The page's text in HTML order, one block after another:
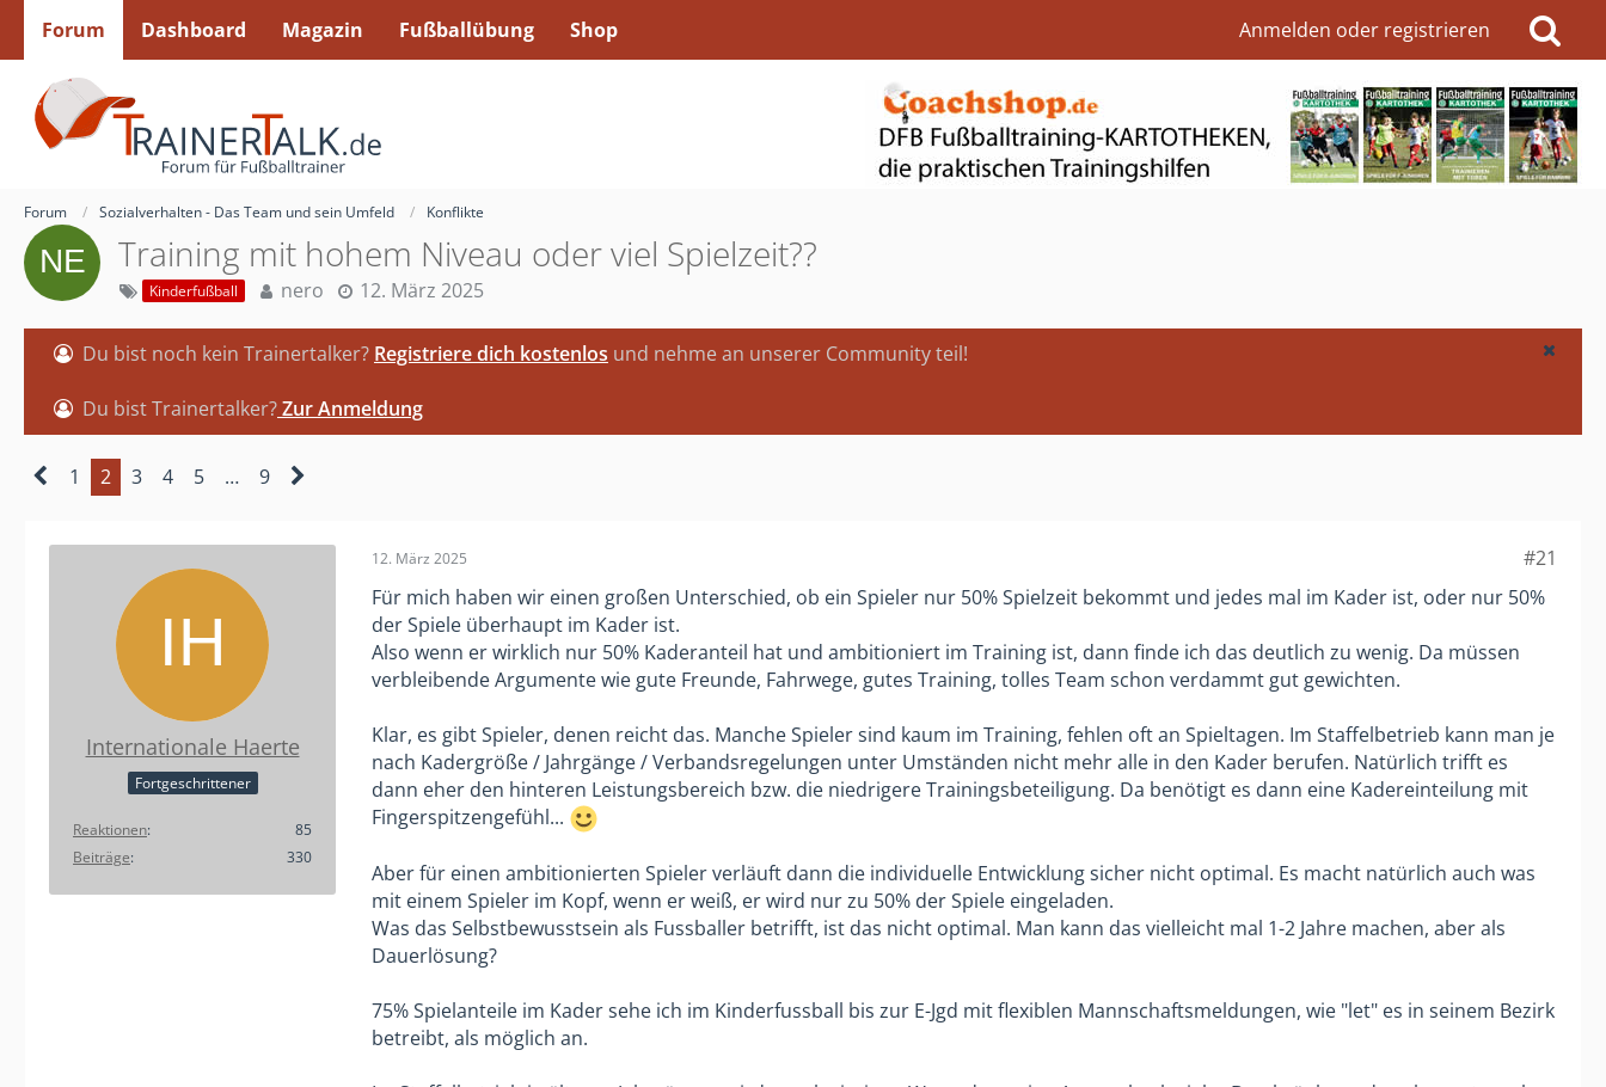
Forum Dashboard Magazin Fußballübung Shop Anmelden oder registrieren
Forum Sozialverhalten - Das Team und sein Umfeld Konflikte
Training mit hohem Niveau oder viel Spielzeit??
Kinderfußball nero 12. März 2025
Du bist noch kein Trainertalker? Registriere dich kostenlos und nehme an unserer Community teil!
Du bist Trainertalker?Zur Anmeldung
1 2 3 4 5 … 9
Internationale Haerte
Fortgeschrittener
Reaktionen
85
Beiträge
330
12. März 2025
#21
Für mich haben wir einen großen Unterschied, ob ein Spieler nur 50% Spielzeit bekommt und jedes mal im Kader ist, oder nur 50%
der Spiele überhaupt im Kader ist.
Also wenn er wirklich nur 50% Kaderanteil hat und ambitioniert im Training ist, dann finde ich das deutlich zu wenig. Da müssen
verbleibende Argumente wie gute Freunde, Fahrwege, gutes Training, tolles Team schon verdammt gut gewichten.
Klar, es gibt Spieler, denen reicht das. Manche Spieler sind kaum im Training, fehlen oft an Spieltagen. Im Staffelbetrieb kann man je
nach Kadergröße / Jahrgänge / Verbandsregelungen unter Umständen nicht mehr alle in den Kader berufen. Natürlich trifft es
dann eher den hinteren Leistungsbereich bzw. die niedrigere Trainingsbeteiligung. Da benötigt es dann eine Kadereinteilung mit
Fingerspitzengefühl...
Aber für einen ambitionierten Spieler verläuft dann die individuelle Entwicklung sicher nicht optimal. Es macht natürlich auch was
mit einem Spieler im Kopf, wenn er weiß, er wird nur zu 50% der Spiele eingeladen.
Was das Selbstbewusstsein als Fussballer betrifft, ist das nicht optimal. Man kann das vielleicht mal 1-2 Jahre machen, aber als
Dauerlösung?
75% Spielanteile im Kader sehe ich im Kinderfussball bis zur E-Jgd mit flexiblen Mannschaftsmeldungen, wie "let" es in seinem Bezirk
betreibt, als möglich an.